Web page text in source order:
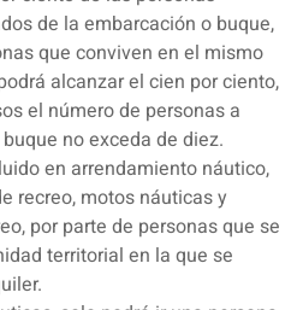
de la embarcación o buque,
que conviven en el mismo
alcanzar el cien por ciento,
el número de personas a
no exceda de diez.
en arrendamiento náutico,
recreo, motos náuticas y
por parte de personas que se
territorial en la que se